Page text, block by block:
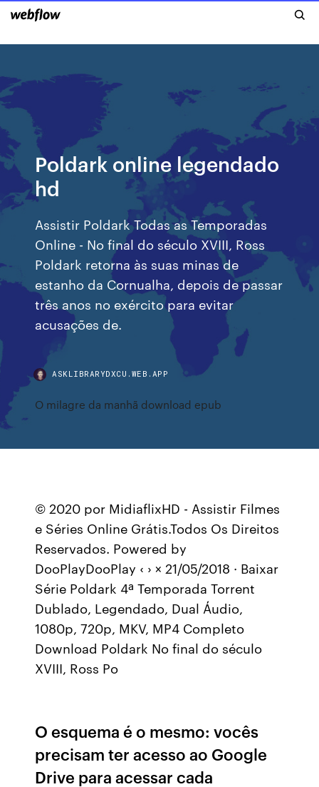
Poldark online legendado
hd
Assistir Poldark Todas as Temporadas
Online - No final do século XVIII, Ross
Poldark retorna às suas minas de
estanho da Cornualha, depois de passar
três anos no exército para evitar
acusações de.
ASKLIBRARYDXCU.WEB.APP
O milagre da manhã download epub
© 2020 por MidiaflixHD - Assistir Filmes
e Séries Online Grátis.Todos Os Direitos
Reservados. Powered by
DooPlayDooPlay ‹ › × 21/05/2018 · Baixar
Série Poldark 4ª Temporada Torrent
Dublado, Legendado, Dual Áudio,
1080p, 720p, MKV, MP4 Completo
Download Poldark No final do século
XVIII, Ross Po
O esquema é o mesmo: vocês
precisam ter acesso ao Google
Drive para acessar cada